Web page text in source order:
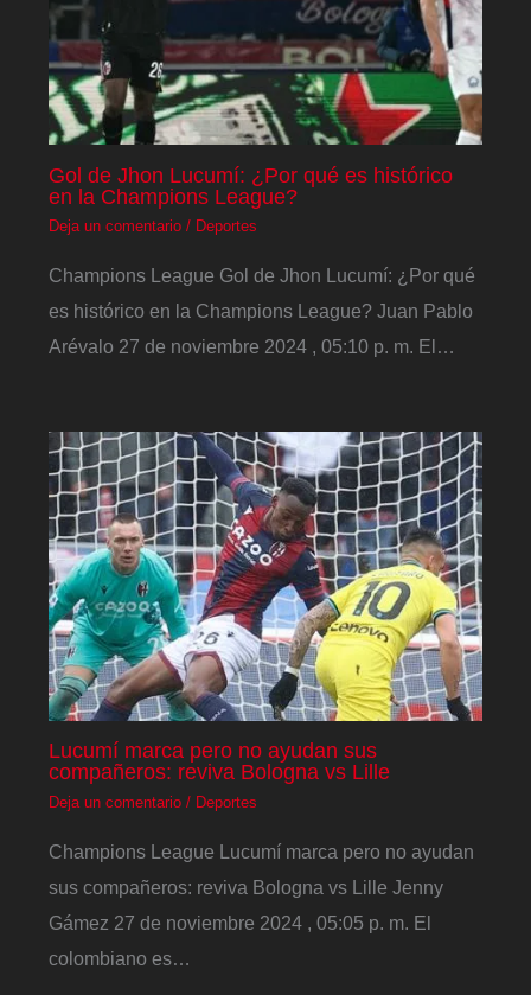
Gol de Jhon Lucumí: ¿Por qué es histórico
en la Champions League?
Deja un comentario / Deportes
Champions League Gol de Jhon Lucumí: ¿Por qué
es histórico en la Champions League? Juan Pablo
Arévalo 27 de noviembre 2024 , 05:10 p. m. El…
Lucumí marca pero no ayudan sus
compañeros: reviva Bologna vs Lille
Deja un comentario / Deportes
Champions League Lucumí marca pero no ayudan
sus compañeros: reviva Bologna vs Lille Jenny
Gámez 27 de noviembre 2024 , 05:05 p. m. El
colombiano es…